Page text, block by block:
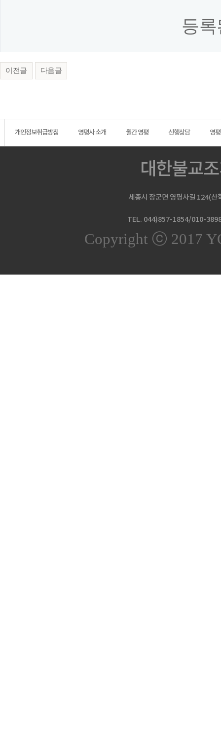
등
이전글 다음글
개인정보취급방침 영평사 소개 월간 영평 신행상담 영
대한불교
세종시 장군면 영평사길 124(산
TEL. 044)857-1854/010-
Copyright ⓒ 2017